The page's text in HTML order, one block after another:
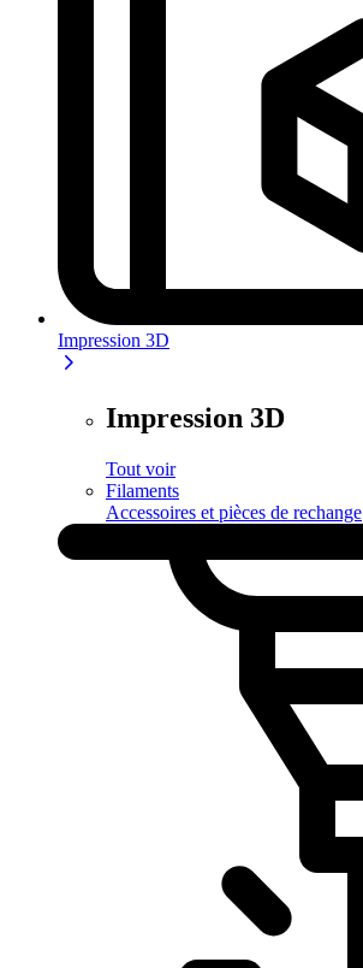
Impression 3D
Impression 3D
Tout voir
Filaments
Accessoires et pièces de rechange